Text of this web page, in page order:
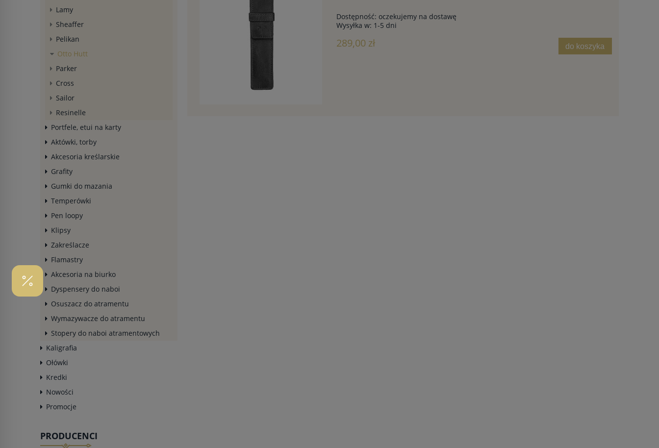
Lamy
Sheaffer
Pelikan
Otto Hutt
Parker
Cross
Sailor
Resinelle
Portfele, etui na karty
Aktówki, torby
Akcesoria kreślarskie
Grafity
Gumki do mazania
Temperówki
Pen loopy
Klipsy
Zakreślacze
Flamastry
Akcesoria na biurko
Dyspensery do naboi
Osuszacz do atramentu
Wymazywacze do atramentu
Stopery do naboi atramentowych
Kaligrafia
Ołówki
Kredki
Nowości
Promocje
PRODUCENCI
Dostępność: oczekujemy na dostawę
Wysyłka w: 1-5 dni
289,00 zł do koszyka